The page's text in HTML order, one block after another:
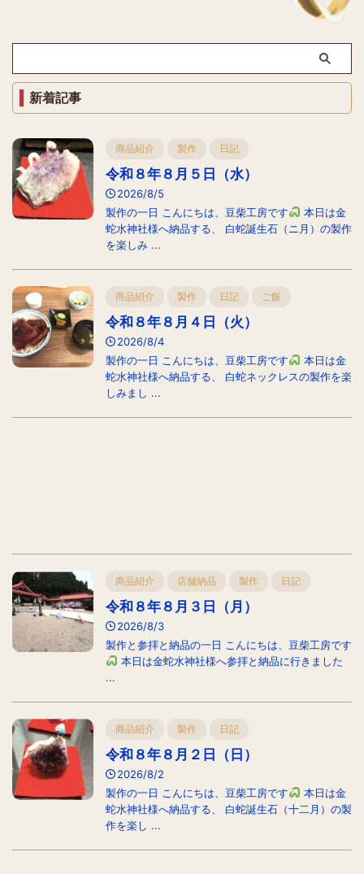
新着記事
商品紹介 製作 日記
令和８年８月５日（水）
2026/8/5
製作の一日 こんにちは、豆柴工房です
本日は金
蛇水神社様へ納品する、 白蛇誕生石（ニ月）の製作
を楽しみ ...
商品紹介 製作 日記 ご飯
令和８年８月４日（火）
2026/8/4
製作の一日 こんにちは、豆柴工房です
本日は金
蛇水神社様へ納品する、 白蛇ネックレスの製作を楽
しみまし ...
商品紹介 店舗納品 製作 日記
令和８年８月３日（月）
2026/8/3
製作と参拝と納品の一日 こんにちは、豆柴工房です
本日は金蛇水神社様へ参拝と納品に行きました
...
商品紹介 製作 日記
令和８年８月２日（日）
2026/8/2
製作の一日 こんにちは、豆柴工房です
本日は金
蛇水神社様へ納品する、 白蛇誕生石（十二月）の製
作を楽し ...